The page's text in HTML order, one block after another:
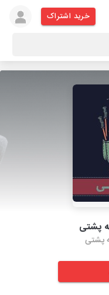
خرید اشتراک